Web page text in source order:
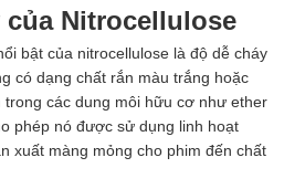
Nitrocellulose
bật của nitrocellulose là độ dễ cháy
có dạng chất rắn màu trắng hoặc
các dung môi hữu cơ như ether
phép nó được sử dụng linh hoạt
xuất màng mỏng cho phim đến chất